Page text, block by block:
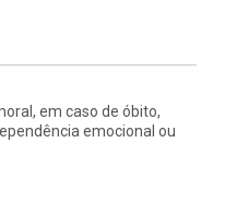
em caso de óbito,
emocional ou